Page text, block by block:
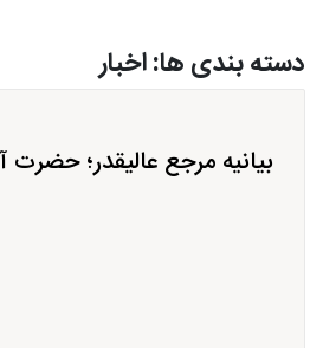
دسته بندی ها: اخبار
بیانیه مرجع عالیقدر؛